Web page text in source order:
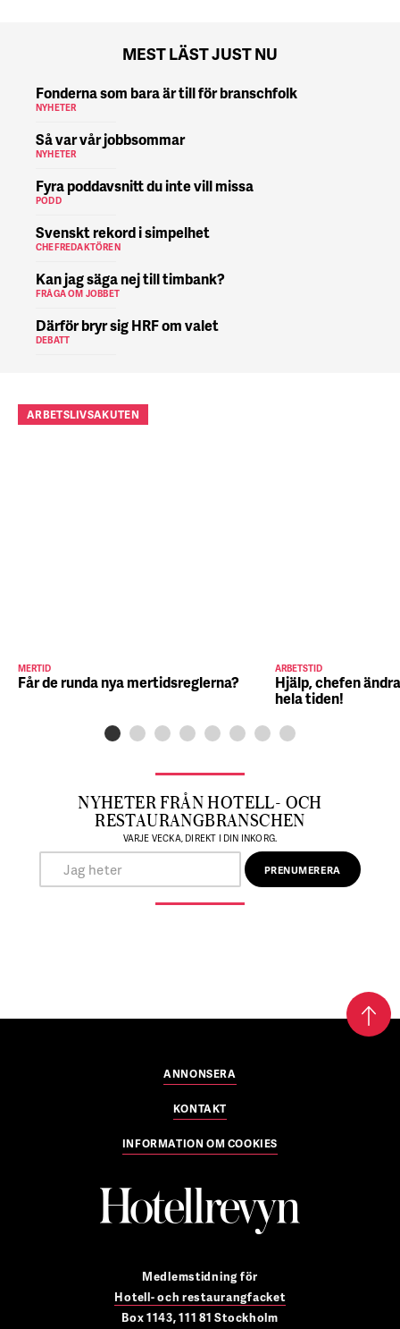
MEST LÄST JUST NU
Fonderna som bara är till för branschfolk
NYHETER
Så var vår jobbsommar
NYHETER
Fyra poddavsnitt du inte vill missa
PODD
Svenskt rekord i simpelhet
CHEFREDAKTÖREN
Kan jag säga nej till timbank?
FRÅGA OM JOBBET
Därför bryr sig HRF om valet
DEBATT
ARBETSLIVSAKUTEN
MERTID
Får de runda nya mertidsreglerna?
ARBETSTID
Hjälp, chefen
hela tiden!
NYHETER FRÅN HOTELL- OCH
RESTAURANGBRANSCHEN
VARJE VECKA, DIREKT I DIN INKORG.
ANNONSERA
KONTAKT
INFORMATION OM COOKIES
Medlemstidning för
Hotell- och restaurangfacket
Box 1143, 111 81 Stockholm